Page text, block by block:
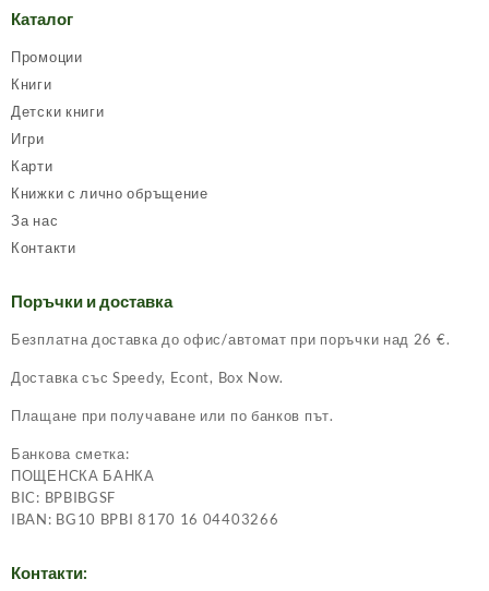
Каталог
Промоции
Книги
Детски книги
Игри
Карти
Книжки с лично обръщение
За нас
Контакти
Поръчки и доставка
Безплатна доставка до офис/автомат при поръчки над 26 €.
Доставка със Speedy, Econt, Box Now.
Плащане при получаване или по банков път.
Банкова сметка:
ПОЩЕНСКА БАНКА
BIC: BPBIBGSF
IBAN: BG10 BPBI 8170 16 04403266
Контакти: